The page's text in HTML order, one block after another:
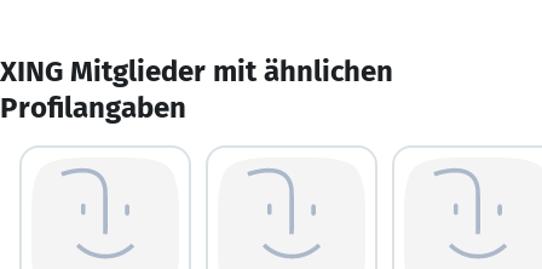
XING Mitglieder mit ähnlichen
Profilangaben